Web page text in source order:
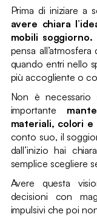
Prima di iniziare a
avere chiara
mobili soggiorno.
pensa
quando entri nello
più accogliente o
Non è necessario
importante
materiali, colori e
conto suo, il
dall’inizio hai
semplice scegliere
Avere questa
decisioni con
impulsivi che poi